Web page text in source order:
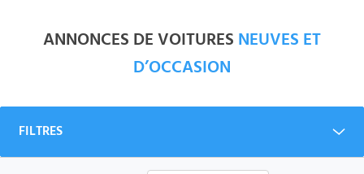
ANNONCES DE VOITURES NEUVES ET
D’OCCASION
FILTRES